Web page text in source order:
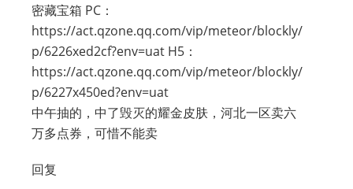
密藏宝箱 PC：
https://act.qzone.qq.com/vip/meteor/blockly/
p/6226xed2cf?env=uat H5：
https://act.qzone.qq.com/vip/meteor/blockly/
p/6227x450ed?env=uat
中午抽的，中了毁灭的耀金皮肤，河北一区卖六
万多点券，可惜不能卖
回复